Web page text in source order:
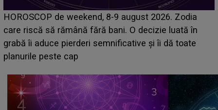
Emanuel a ținut ACEST DETALIU ASCUNS până
acum! În fața Alexandrei, concurentul din Casa Iubirii
face o MĂRTURISIRE NEAȘTEPTATĂ despre mama
sa: "I-am spus și ei în față, eu nu te iubesc pentru